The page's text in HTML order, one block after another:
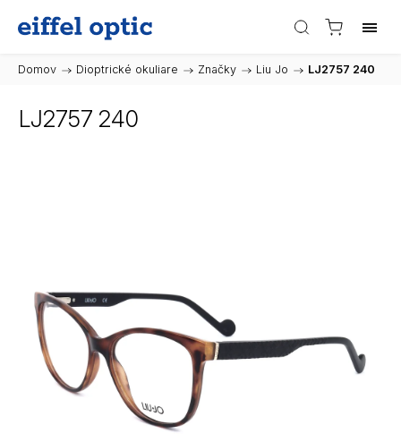
Domov / Dioptrické okuliare / Značky / Liu Jo / LJ2757 240
LJ2757 240